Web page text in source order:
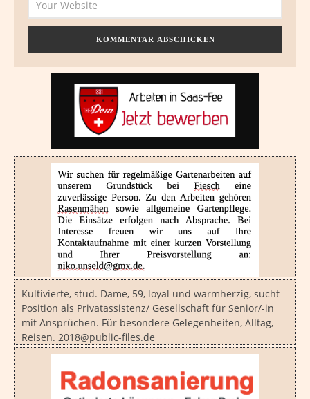
Kultivierte, stud. Dame, 59, loyal und warmherzig, sucht
Position als Privatassistenz/ Gesellschaft für Senior/-in
mit Ansprüchen. Für besondere Gelegenheiten, Alltag,
Reisen. 2018@public-files.de